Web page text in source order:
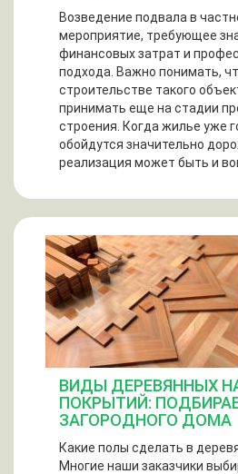
Возведение подвала в
мероприятие, требующее
финансовых затрат и
подхода. Важно понимать,
строительстве такого
принимать еще на стадии
строения. Когда жилье уже
обойдутся значительно
реализация может быть и
ВИДЫ ДЕРЕВЯННЫХ
ПОКРЫТИЙ:
ЗАГОРОДНОГО ДОМА
Какие полы сделать в
Многие наши заказчики